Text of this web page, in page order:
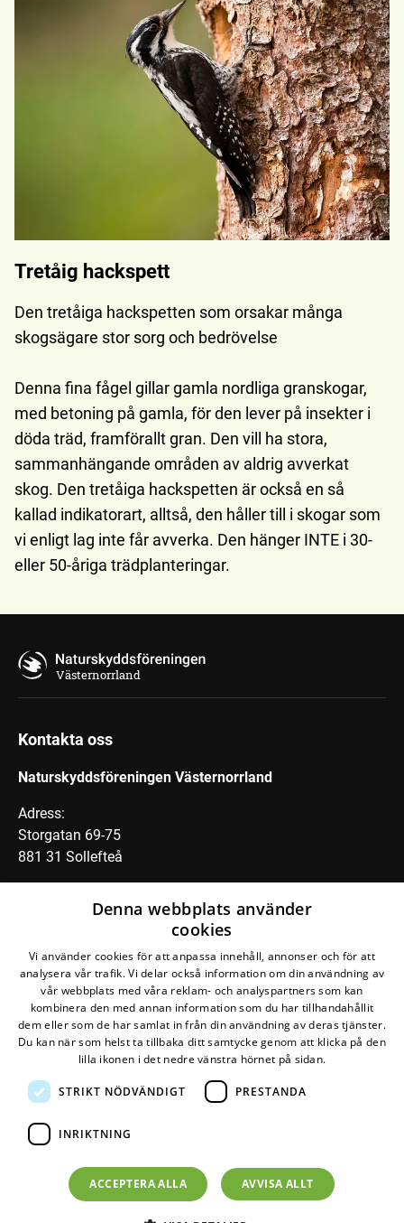
Tretåig hackspett
Den tretåiga hackspetten som orsakar många
skogsägare stor sorg och bedrövelse
Denna fina fågel gillar gamla nordliga granskogar,
med betoning på gamla, för den lever på insekter i
döda träd, framförallt gran. Den vill ha stora,
sammanhängande områden av aldrig avverkat
skog. Den tretåiga hackspetten är också en så
kallad indikatorart, alltså, den håller till i skogar som
vi enligt lag inte får avverka. Den hänger INTE i 30-
eller 50-åriga trädplanteringar.
Västernorrland
Kontakta oss
Naturskyddsföreningen Västernorrland
Adress:
Storgatan 69-75
881 31 Sollefteå
Följ oss på sociala medier ⬇️
Den här webbplatsen drivs avGlesys AB
Miljöval-märkt
Om personuppgifter
Om cookies
Denna webbplats använder
cookies
Vi använder cookies för att anpassa innehåll, annonser och för att
analysera vår trafik. Vi delar också information om din användning av
vår webbplats med våra reklam- och analyspartners som kan
kombinera den med annan information som du har tillhandahållit
dem eller som de har samlat in från din användning av deras tjänster.
Du kan när som helst ta tillbaka ditt samtycke genom att klicka på den
lilla ikonen i det nedre vänstra hörnet på sidan.
STRIKT NÖDVÄNDIGT PRESTANDA
INRIKTNING
ACCEPTERA ALLA AVVISA ALLT